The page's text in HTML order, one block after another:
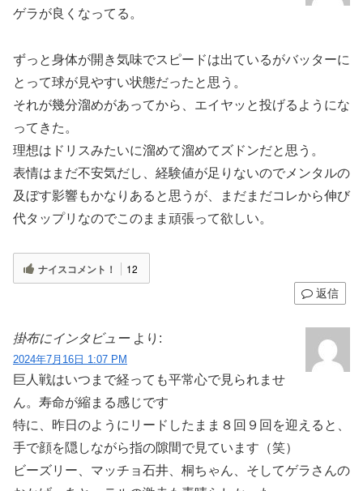
ゲラが良くなってる。
ずっと身体が開き気味でスピードは出ているがバッターに
とって球が見やすい状態だったと思う。
それが幾分溜めがあってから、エイヤッと投げるようにな
ってきた。
理想はドリスみたいに溜めて溜めてズドンだと思う。
表情はまだ不安気だし、経験値が足りないのでメンタルの
及ぼす影響もかなりあると思うが、まだまだコレから伸び
代タップリなのでこのまま頑張って欲しい。
ナイスコメント！ 12
返信
掛布にインタビュー より:
2024年7月16日 1:07 PM
巨人戦はいつまで経っても平常心で見られませ
ん。寿命が縮まる感じです
特に、昨日のようにリードしたまま８回９回を迎えると、
手で顔を隠しながら指の隙間で見ています（笑）
ビーズリー、マッチョ石井、桐ちゃん、そしてゲラさんの